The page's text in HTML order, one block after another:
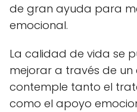
de gran ayuda para
emocional.
La calidad de vida se
mejorar a través de
contemple tanto el
como el apoyo